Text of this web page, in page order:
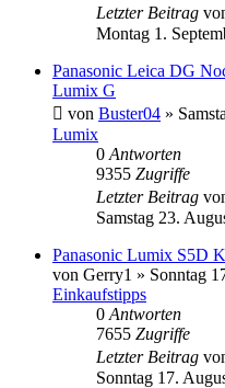
Letzter Beitrag
Montag 1.
Panasonic Leica DG
Lumix G
von Buster04 »
Lumix
0 Antworten
9355 Zugriffe
Letzter Beitrag
Samstag 23.
Panasonic Lumix S5D
von Gerry1 » Sonntag
Einkaufstipps
0 Antworten
7655 Zugriffe
Letzter Beitrag
Sonntag 17.